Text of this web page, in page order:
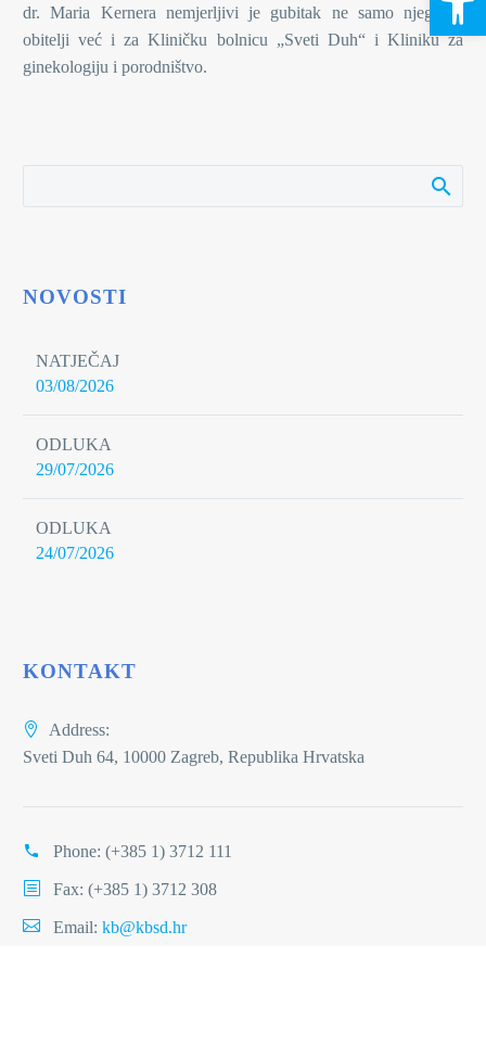
dr. Maria Kernera nemjerljivi je gubitak ne samo njegovoj
obitelji već i za Kliničku bolnicu „Sveti Duh“ i Kliniku za
ginekologiju i porodništvo.
NOVOSTI
NATJEČAJ
03/08/2026
ODLUKA
29/07/2026
ODLUKA
24/07/2026
KONTAKT
Address:
Sveti Duh 64, 10000 Zagreb, Republika Hrvatska
Phone: (+385 1) 3712 111
Fax: (+385 1) 3712 308
Email: kb@kbsd.hr